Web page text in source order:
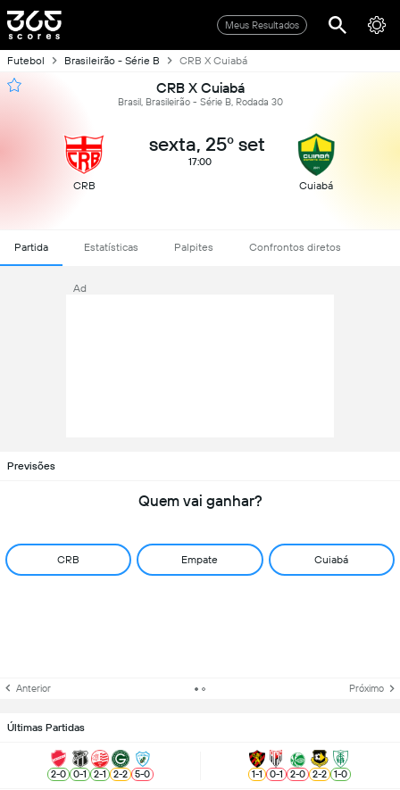
Meus Resultados
Futebol Brasileirão - Série B CRB X Cuiabá
CRB X Cuiabá
Brasil, Brasileirão - Série B, Rodada 30
CRB
sexta, 25º set
17:00
Cuiabá
Partida Estatísticas Palpites Confrontos diretos
Ad
Previsões
Quem vai ganhar?
CRB Empate Cuiabá
Anterior Próximo
Últimas Partidas
2-0 0-1 2-1 2-2 5-0 1-1 0-1 2-0 2-2 1-0